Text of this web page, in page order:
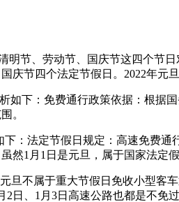
明节、劳动节、国庆节这四个节
庆节四个法定节假日。2022年元
如下：免费通行政策依据：根
。
下：法定节假日规定：高速免费
然1月1日是元旦，属于国家法定
旦不属于重大节假日免收小型
日、1月3日高速公路也都是不免过